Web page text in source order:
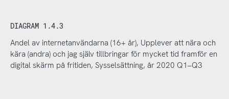
DIAGRAM 1.4.3
Andel av internetanvändarna (16+ år), Upplever att nära och
kära (andra) och jag själv tillbringar för mycket tid framför en
digital skärm på fritiden, Sysselsättning, år 2020 Q1–Q3